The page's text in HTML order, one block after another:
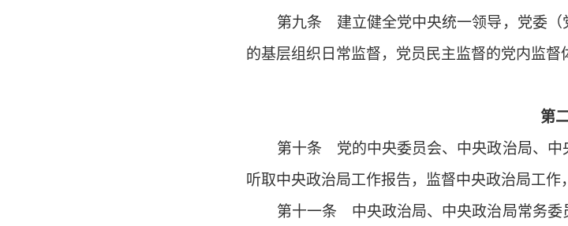
第九条 建立健全党中央统一领导，党委（党
的基层组织日常监督，党员民主监督的党内监督
第
第十条 党的中央委员会、中央政治局、中央
听取中央政治局工作报告，监督中央政治局工作
第十一条 中央政治局、中央政治局常务委员